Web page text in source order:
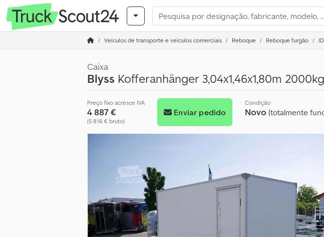
Veículos de transporte e veículos comerciais Reboque Reboque furgão
Caixa
Blyss Kofferanhänger 3,04x1,46x1,80m
Preço fixo acresce IVA
4 887 €
(5 816 € bruto)
Enviar pedido
Condição
Novo(totalmente